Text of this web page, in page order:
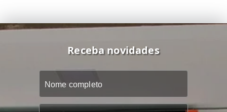
Receba novidades